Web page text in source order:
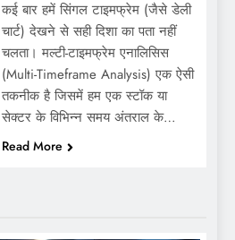
कई बार हमें सिंगल टाइमफ्रेम (जैसे डेली
चार्ट) देखने से सही दिशा का पता नहीं
चलता। मल्टी-टाइमफ्रेम एनालिसिस
(Multi-Timeframe Analysis) एक ऐसी
तकनीक है जिसमें हम एक स्टॉक या
सेक्टर के विभिन्न समय अंतराल के…
Read More